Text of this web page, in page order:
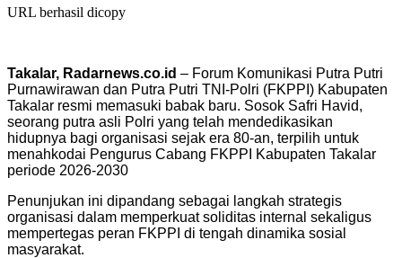
URL berhasil dicopy
Takalar, Radarnews.co.id – Forum Komunikasi Putra Putri
Purnawirawan dan Putra Putri TNI-Polri (FKPPI) Kabupaten
Takalar resmi memasuki babak baru. Sosok Safri Havid,
seorang putra asli Polri yang telah mendedikasikan
hidupnya bagi organisasi sejak era 80-an, terpilih untuk
menahkodai Pengurus Cabang FKPPI Kabupaten Takalar
periode 2026-2030
Penunjukan ini dipandang sebagai langkah strategis
organisasi dalam memperkuat soliditas internal sekaligus
mempertegas peran FKPPI di tengah dinamika sosial
masyarakat.